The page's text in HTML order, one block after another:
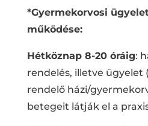
*Gyermekorvosi
működése:
Hétköznap 8-20 óráig:
rendelés, illetve ügyelet
rendelő házi/
betegeit látják el a